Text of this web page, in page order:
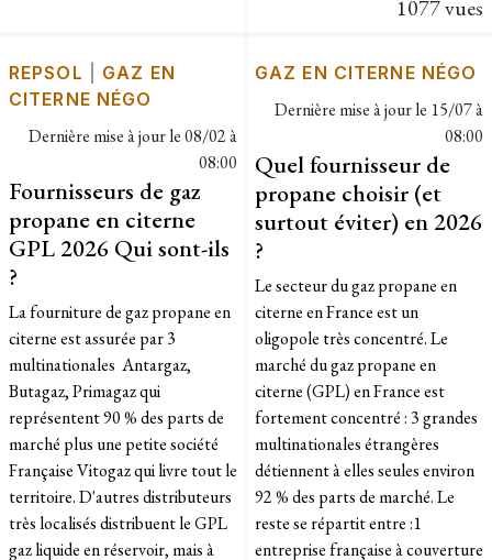
1077 vues
REPSOL
GAZ EN
CITERNE NÉGO
Dernière mise à jour le08/02 à
08:00
Fournisseurs de gaz
propane en citerne
GPL 2026 Qui sont-ils
?
La fourniture de gaz propane en
citerne est assurée par 3
multinationales Antargaz,
Butagaz, Primagaz qui
représentent 90 % des parts de
marché plus une petite société
Française Vitogaz qui livre tout le
territoire. D'autres distributeurs
très localisés distribuent le GPL
gaz liquide en réservoir, mais à
GAZ EN CITERNE NÉGO
Dernière mise à jour le 15/07 à
08:00
Quel fournisseur de
propane choisir (et
surtout éviter) en 2026
?
Le secteur du gaz propane en
citerne en France est un
oligopole très concentré. Le
marché du gaz propane en
citerne (GPL) en France est
fortement concentré : 3 grandes
multinationales étrangères
détiennent à elles seules environ
92 % des parts de marché. Le
reste se répartit entre :1
entreprise française à couverture